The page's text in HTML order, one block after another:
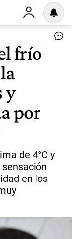
frío
y
por
de 4°C y
sensación
en los